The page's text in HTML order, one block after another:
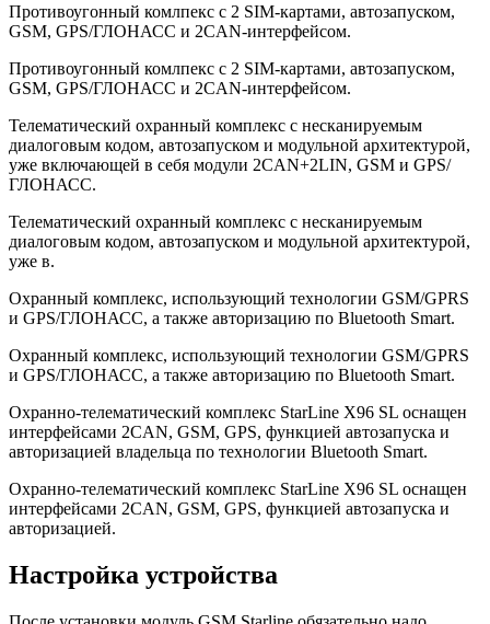
Противоугонный комлпекс с 2 SIM-картами, автозапуском,
GSM, GPS/ГЛОНАСС и 2CAN-интерфейсом.
Противоугонный комлпекс с 2 SIM-картами, автозапуском,
GSM, GPS/ГЛОНАСС и 2CAN-интерфейсом.
Телематический охранный комплекс с несканируемым
диалоговым кодом, автозапуском и модульной архитектурой,
уже включающей в себя модули 2CAN+2LIN, GSM и GPS/
ГЛОНАСС.
Телематический охранный комплекс с несканируемым
диалоговым кодом, автозапуском и модульной архитектурой,
уже в.
Охранный комплекс, использующий технологии GSM/GPRS
и GPS/ГЛОНАСС, а также авторизацию по Bluetooth Smart.
Охранный комплекс, использующий технологии GSM/GPRS
и GPS/ГЛОНАСС, а также авторизацию по Bluetooth Smart.
Охранно-телематический комплекс StarLine X96 SL оснащен
интерфейсами 2CAN, GSM, GPS, функцией автозапуска и
авторизацией владельца по технологии Bluetooth Smart.
Охранно-телематический комплекс StarLine X96 SL оснащен
интерфейсами 2CAN, GSM, GPS, функцией автозапуска и
авторизацией.
Настройка устройства